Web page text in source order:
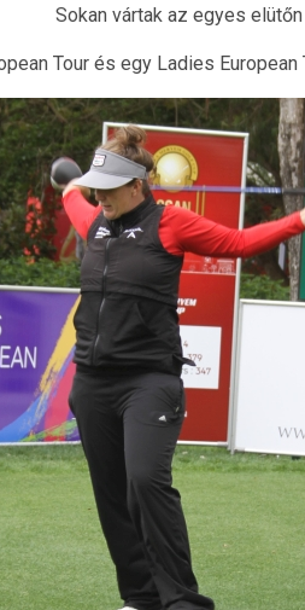
Sokan vártak az egyes elütőn
Tour és egy Ladies